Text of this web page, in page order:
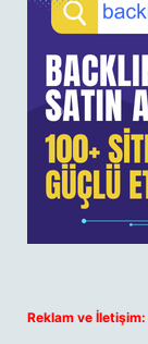
Reklam ve İletişim: